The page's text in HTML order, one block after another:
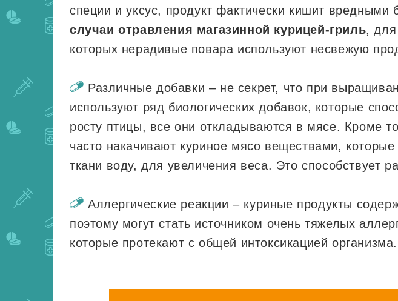
специи и уксус, продукт фактически кишит вредными
случаи отравления магазинной курицей-гриль, для
которых нерадивые повара используют несвежую
Различные добавки – не секрет, что при
используют ряд биологических добавок, которые
росту птицы, все они откладываются в мясе. Кроме
часто накачивают куриное мясо веществами,
ткани воду, для увеличения веса. Это способствует
Аллергические реакции – куриные продукты
поэтому могут стать источником очень тяжелых
которые протекают с общей интоксикацией организма.